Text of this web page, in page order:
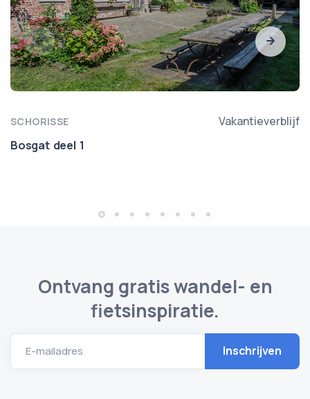
SCHORISSE
Vakantieverblijf
Bosgat deel 1
Ontvang gratis wandel- en
fietsinspiratie.
E-mailadres